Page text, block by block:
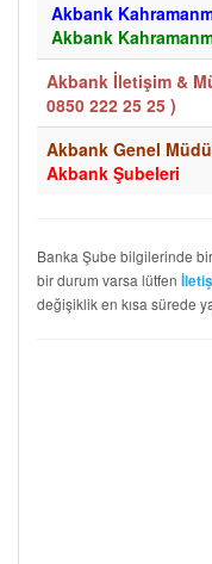
Akbank
Akbank
Akbank İletişim &
0850 222 25 25 )
Akbank Genel
Akbank Şubeleri
Banka Şube bilgilerinde
bir durum varsa lütfen
değişiklik en kısa sürede